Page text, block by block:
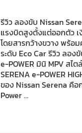
รีวิว ลองขับ Nissan
แรงบิดสูงตั้งแต่ออกตัว
โดยสารกว้างขวาง พร้อ
ระดับ Eco Car รีวิว ลอง
e-POWER มินิ MPV สไ
SERENA e-POWER
ของ Nissan Serena คือ
Power …